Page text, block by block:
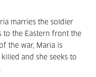
marries the soldier
to the Eastern front the
the war, Maria is
and she seeks to